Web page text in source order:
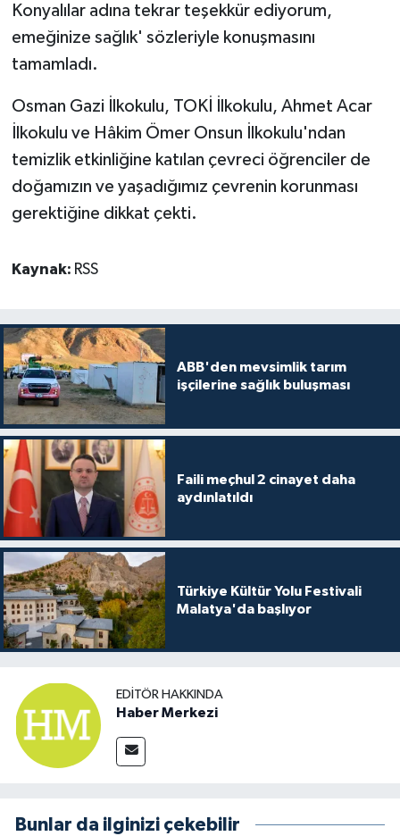
Konyalılar adına tekrar teşekkür ediyorum,
emeğinize sağlık' sözleriyle konuşmasını
tamamladı.
Osman Gazi İlkokulu, TOKİ İlkokulu, Ahmet Acar
İlkokulu ve Hâkim Ömer Onsun İlkokulu'ndan
temizlik etkinliğine katılan çevreci öğrenciler de
doğamızın ve yaşadığımız çevrenin korunması
gerektiğine dikkat çekti.
Kaynak: RSS
ABB'den mevsimlik tarım
işçilerine sağlık buluşması
Faili meçhul 2 cinayet daha
aydınlatıldı
Türkiye Kültür Yolu Festivali
Malatya'da başlıyor
EDITÖR HAKKINDA
Haber Merkezi
Bunlar da ilginizi çekebilir